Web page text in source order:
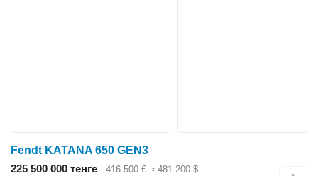
Fendt KATANA 650 GEN3
225 500 000 тенге
416 500 € ≈ 481 200 $